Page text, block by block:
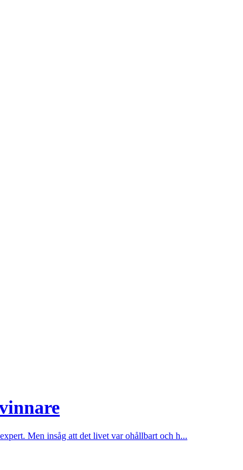
Men insåg att det livet var ohållbart och h...